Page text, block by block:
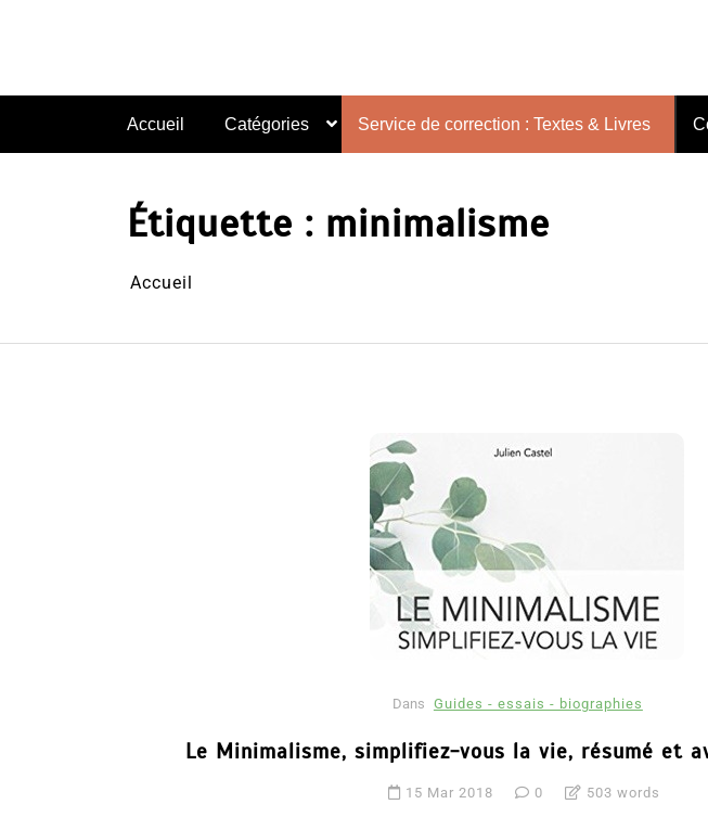
Accueil Catégories Service de correction : Textes & Livres
Étiquette : minimalisme
Accueil
Dans Guides - essais - biographies
Le Minimalisme, simplifiez-vous la vie, résumé et
15 Mar 2018 0 503 words
Dans